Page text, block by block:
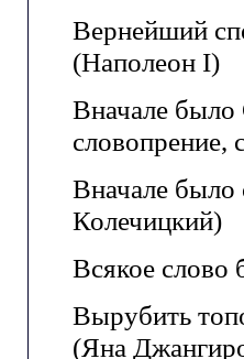
Вернейший
(Наполеон I)
Вначале было
словопрение,
Вначале было
Колечицкий)
Всякое слово
Вырубить
(Яна